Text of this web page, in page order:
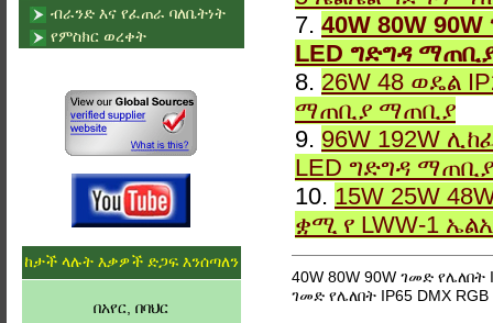
7. 40W 80W
LED ግድግዳ
8. 26W 48 ወዴል
ማጠቢያ ማጠቢያ
9. 96W 192W
LED ግድግዳ ማጠቢያ
10. 15W 25W
ቋሚ የ LWW-1
40W 80W 90W ገመድ
ገመድ የሌለበት IP65 DMX
ብራንድ እና የፈጠራ ባለቤትነት
የምስክር ወረቀት
ከታች ላሉት እቃዎች ድጋፍ እንሰጣለን
በአየር, በባህር